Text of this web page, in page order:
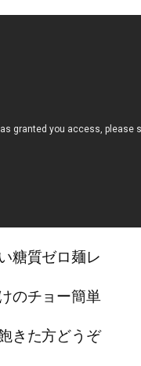
糖質ゼロ麺レ
のチョー簡単
きた方どうぞ